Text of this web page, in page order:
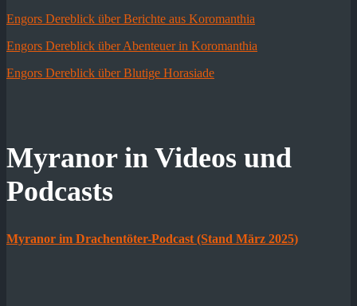
Engors Dereblick über Berichte aus Koromanthia
Engors Dereblick über Abenteuer in Koromanthia
Engors Dereblick über Blutige Horasiade
Myranor in Videos und
Podcasts
Myranor im Drachentöter-Podcast (Stand März 2025)